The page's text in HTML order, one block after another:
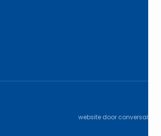
website door conversal